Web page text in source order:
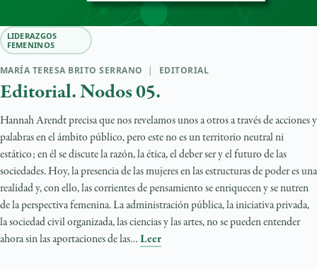
LIDERAZGOS
FEMENINOS
MARÍA TERESA BRITO SERRANO | EDITORIAL
Editorial. Nodos 05.
Hannah Arendt precisa que nos revelamos unos a otros a través de acciones y
palabras en el ámbito público, pero este no es un territorio neutral ni
estático; en él se discute la razón, la ética, el deber ser y el futuro de las
sociedades. Hoy, la presencia de las mujeres en las estructuras de poder es una
realidad y, con ello, las corrientes de pensamiento se enriquecen y se nutren
de la perspectiva femenina. La administración pública, la iniciativa privada,
la sociedad civil organizada, las ciencias y las artes, no se pueden entender
ahora sin las aportaciones de las… Leer